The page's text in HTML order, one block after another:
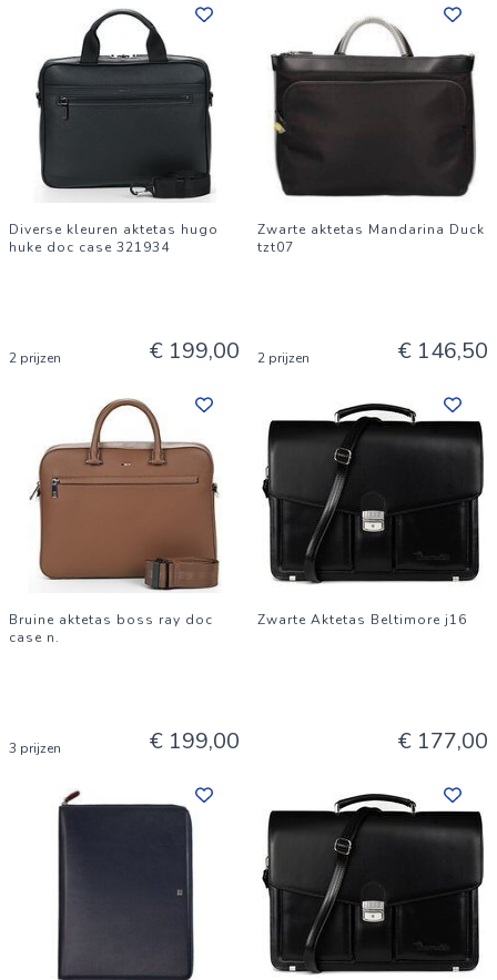
Diverse kleuren aktetas hugo
huke doc case 321934
2 prijzen € 199,00
Zwarte aktetas Mandarina Duck
tzt07
2 prijzen € 146,50
Bruine aktetas boss ray doc
case n.
3 prijzen € 199,00
Zwarte Aktetas Beltimore j16
€ 177,00